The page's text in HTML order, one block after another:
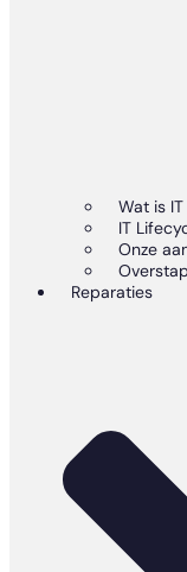
Wat is
IT
Onze
Reparaties